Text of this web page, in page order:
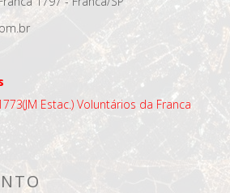
Estac.) Voluntários da Franca